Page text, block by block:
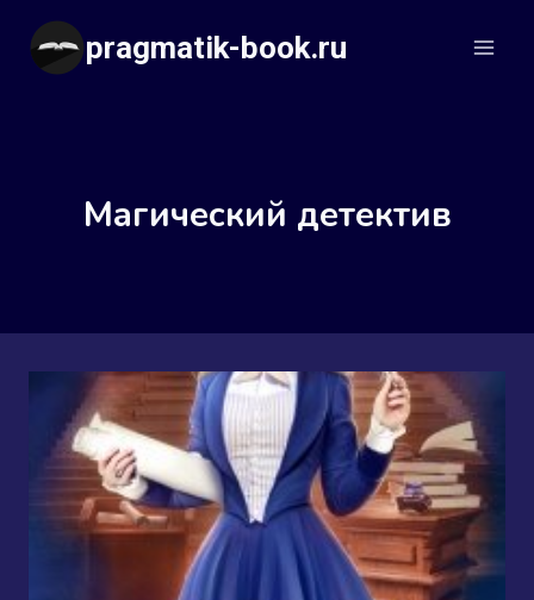
Перейти
содержимому
pragmatik-book.ru
Магический детектив